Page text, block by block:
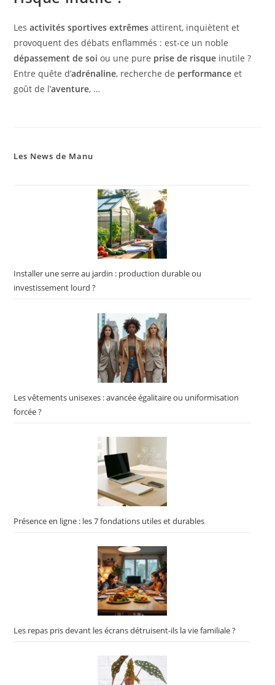
Lesactivités sportives extrêmes attirent, inquiètent et
provoquent des débats enflammés : est-ce un noble
dépassement de soi ou une pure prise de risque inutile ?
Entre quête d’adrénaline, recherche de performance et
goût de l’aventure, …
Les News de Manu
Installer une serre au jardin : production durable ou
investissement lourd ?
Les vêtements unisexes : avancée égalitaire ou uniformisation
forcée ?
Présence en ligne : les 7 fondations utiles et durables
Les repas pris devant les écrans détruisent-ils la vie familiale ?